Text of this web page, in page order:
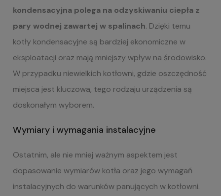
kondensacyjna polega na odzyskiwaniu ciepła z
pary wodnej zawartej w spalinach. Dzięki temu
kotły kondensacyjne są bardziej ekonomiczne w
eksploatacji oraz mają mniejszy wpływ na środowisko.
W przypadku niewielkich kotłowni, gdzie oszczędność
miejsca jest kluczowa, tego rodzaju urządzenia są
doskonałym wyborem.
Wymiary i wymagania instalacyjne
Ostatnim, ale nie mniej ważnym aspektem jest
dopasowanie wymiarów kotła oraz jego wymagań
instalacyjnych do warunków panujących w kotłowni.